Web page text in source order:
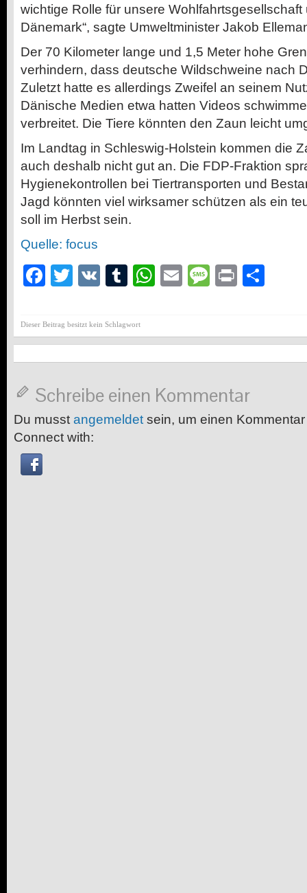
wichtige Rolle für unsere
Dänemark“, sagte Umweltminister Jakob
Der 70 Kilometer lange und 1,5 Meter hohe
verhindern, dass deutsche Wildschweine nach
Zuletzt hatte es allerdings Zweifel an seinem
Dänische Medien etwa hatten Videos
verbreitet. Die Tiere könnten den Zaun leicht
Im Landtag in Schleswig-Holstein kommen die
auch deshalb nicht gut an. Die FDP-Fraktion
Hygienekontrollen bei Tiertransporten und
Jagd könnten viel wirksamer schützen als ein
soll im Herbst sein.
Quelle: focus
Facebook
Twitter
VK Tumblr
WhatsApp
EmailMessage
Print
Dieser Beitrag besitzt kein Schlagwort
Schreibe einen Kommentar
Du musst angemeldet sein, um einen
Connect with: